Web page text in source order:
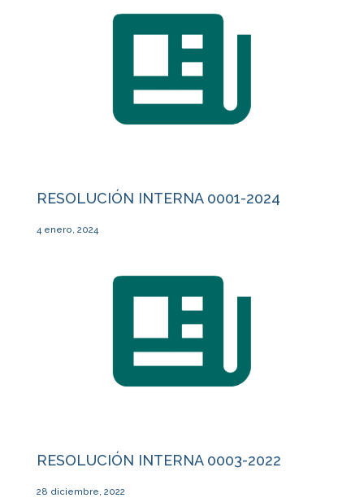
RESOLUCIÓN INTERNA 0001-2024
4 enero, 2024
RESOLUCIÓN INTERNA 0003-2022
28 diciembre, 2022